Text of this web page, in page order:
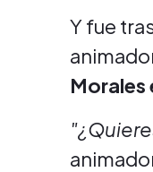
Y fue
Morales